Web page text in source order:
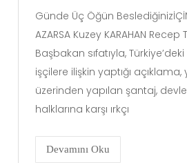
Günde Üç Öğün
AZARSA Kuzey KARAHAN Recep
Başbakan sıfatıyla,
işçilere ilişkin yaptığı
üzerinden yapılan şantaj,
halklarına karşı ırkçı
Devamını Oku